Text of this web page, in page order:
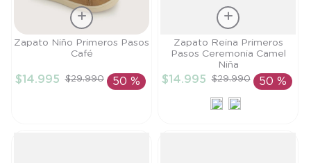
Talla
AÑADIR AL
Zapato Niño Primeros Pasos
Café
$14.995 $29.990 50 %
Talla
AÑADIR AL
CARRITO
Zapato Reina Primeros
Pasos Ceremonia Camel
Niña
$14.995 $29.990 50 %